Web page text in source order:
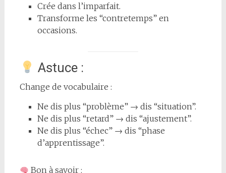
Crée dans l’imparfait.
Transforme les “contretemps” en
occasions.
Astuce :
Change de vocabulaire :
Ne dis plus “problème” → dis “situation”.
Ne dis plus “retard” → dis “ajustement”.
Ne dis plus “échec” → dis “phase
d’apprentissage”.
Bon à savoir :